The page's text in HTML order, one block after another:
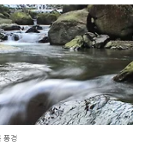
분적인 연꽃 사진만 담아보다, 오늘은 파란하늘
네요. 비 온 뒤라 그런지 연잎에는 빗물이 고여있
연꽃은 마치 사람 머리처럼 보입니다. 빨간 연꽃과
원에서 보기 힘든데 사진찍기 딱 좋게 둘이 친하
풍경